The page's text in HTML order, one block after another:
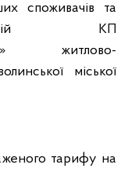
споживачів та
КП
житлово-
міської
тарифу на